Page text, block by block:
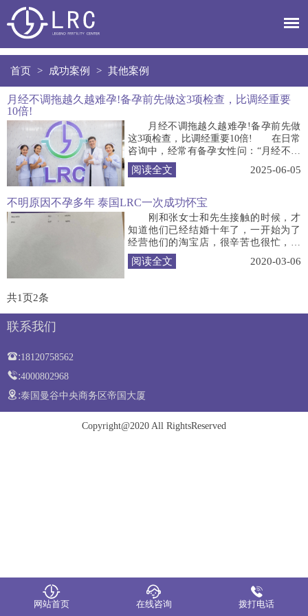
首页 > 成功案例 > 其他案例
月经不调拖越久越难孕!备孕前先做这3项检查，比调经重要
10倍!
月经不调拖越久越难孕!备孕前先做
这3项检查，比调经重要10倍! 在日常
咨询中，经常有备孕女性问：“月经不调
会不会导致不孕?备孕是不是得先调
经?” 今天，LRC生殖中心就来和大家
惑，让备孕之路更清晰。 LRC月经不
调：生育力的重要预警信号 正常月
经周期一般在21到35天(平均2...
阅读全文 2025-06-05
不明原因不孕多年 泰国LRC一次成功怀宝
刚和张女士和先生接触的时候，才
知道他们已经结婚十年了，一开始为了
经营他们的淘宝店，很辛苦也很忙，所
以，生孩子的事情就被耽搁下来了!到后
来想要孩子的时候却迟迟怀不上。整整
阅读全文 2020-03-06
共1页2条
联系我们
:18120758562
:4000802968
:泰国曼谷中央商务区帝国大厦
网站首页 在线咨询 拨打电话
Copyright@2020 All RightsReserved